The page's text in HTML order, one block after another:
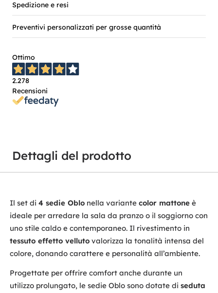
Spedizione e resi
Preventivi personalizzati per grosse quantità
Ottimo
2.278
Recensioni
Dettagli del prodotto
Il set di 4 sedie Oblo nella variante color mattone è
ideale per arredare la sala da pranzo o il soggiorno con
uno stile caldo e contemporaneo. Il rivestimento in
tessuto effetto velluto valorizza la tonalità intensa del
colore, donando carattere e personalità all’ambiente.
Progettate per offrire comfort anche durante un
utilizzo prolungato, le sedie Oblo sono dotate di seduta